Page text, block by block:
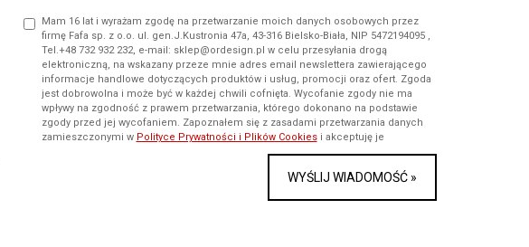
Mam 16 lat i wyrażam zgodę na przetwarzanie moich danych osobowych przez
firmę Fafa sp. z o.o. ul. gen.J.Kustronia 47a, 43-316 Bielsko-Biała, NIP 5472194095 ,
Tel.+48 732 932 232, e-mail: sklep@ordesign.pl w celu przesyłania drogą
elektroniczną, na wskazany przeze mnie adres email newslettera zawierającego
informacje handlowe dotyczących produktów i usług, promocji oraz ofert. Zgoda
jest dobrowolna i może być w każdej chwili cofnięta. Wycofanie zgody nie ma
wpływy na zgodność z prawem przetwarzania, którego dokonano na podstawie
zgody przed jej wycofaniem. Zapoznałem się z zasadami przetwarzania danych
zamieszczonymi w Polityce Prywatności i Plików Cookiesi akceptuję je
WYŚLIJ WIADOMOŚĆ »